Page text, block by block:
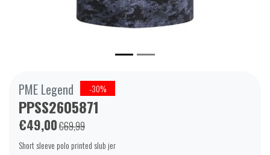
PME Legend -30%
PPSS2605871
€49,00€69,99
Short sleeve polo printed slub jer